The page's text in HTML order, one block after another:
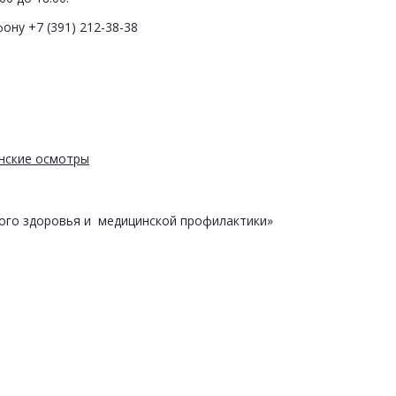
осмотры
+7 (391) 212-38-38
здоровья и медицинской профилактики»